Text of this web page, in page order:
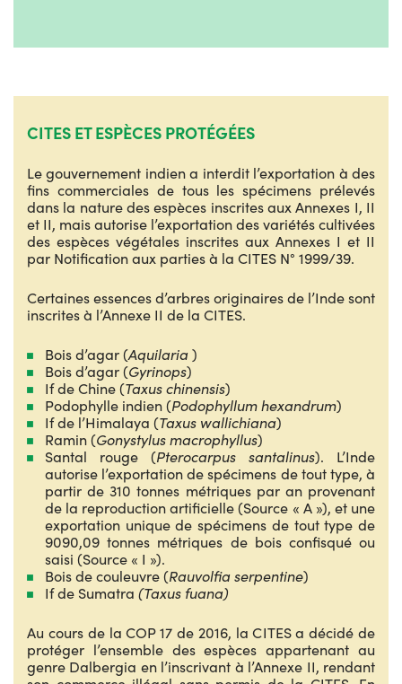
CITES ET ESPÈCES PROTÉGÉES
Le gouvernement indien a interdit l’exportation à des
fins commerciales de tous les spécimens prélevés
dans la nature des espèces inscrites aux Annexes I, II
et II, mais autorise l’exportation des variétés cultivées
des espèces végétales inscrites aux Annexes I et II
par Notification aux parties à la CITES N° 1999/39.
Certaines essences d’arbres originaires de l’Inde sont
inscrites à l’Annexe II de la CITES.
Bois d’agar (Aquilaria)
Bois d’agar (Gyrinops)
If de Chine (Taxus chinensis)
Podophylle indien (Podophyllum hexandrum)
If de l’Himalaya (Taxus wallichiana)
Ramin (Gonystylus macrophyllus)
Santal rouge (Pterocarpus santalinus). L’Inde
autorise l’exportation de spécimens de tout type, à
partir de 310 tonnes métriques par an provenant
de la reproduction artificielle (Source « A »), et une
exportation unique de spécimens de tout type de
9090,09 tonnes métriques de bois confisqué ou
saisi (Source « I »).
Bois de couleuvre (Rauvolfia serpentine)
If de Sumatra (Taxus fuana)
Au cours de la COP 17 de 2016, la CITES a décidé de
protéger l’ensemble des espèces appartenant au
genre Dalbergia en l’inscrivant à l’Annexe II, rendant